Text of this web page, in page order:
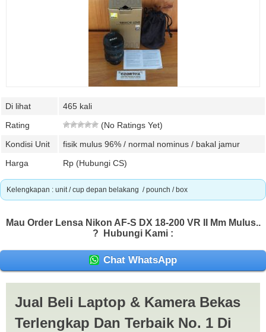
Di lihat
465 kali
Rating
(No Ratings Yet)
Kondisi Unit
fisik mulus 96% / normal nominus / bakal jamur
Harga
Rp (Hubungi CS)
Kelengkapan : unit / cup depan belakang / pounch / box
Mau Order Lensa Nikon AF-S DX 18-200 VR II Mm Mulus..
?
Hubungi Kami :
Chat WhatsApp
fisik mulus 96% / normal nominus / bakal jamur
Jual Beli Laptop & Kamera Bekas
Terlengkap Dan Terbaik No. 1 Di